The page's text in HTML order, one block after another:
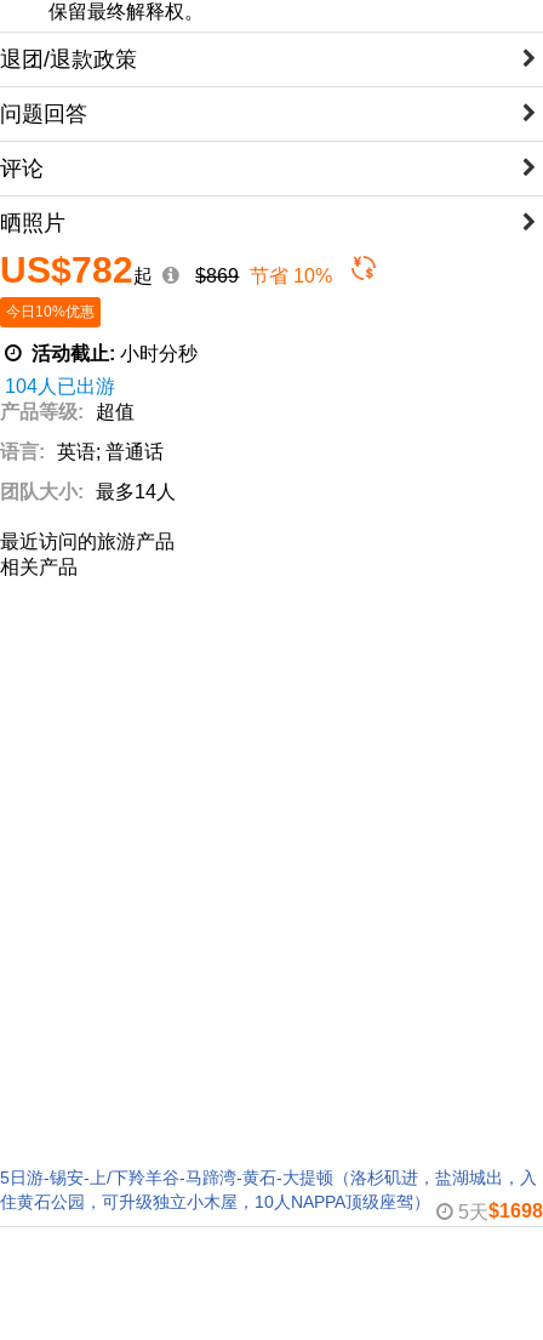
保留最终解释权。
退团/退款政策
问题回答
评论
晒照片
US$782起 $869 节省 10%
今日10%优惠
活动截止:小时分秒
104人已出游
产品等级:
超值
语言:
英语; 普通话
团队大小:
最多14人
最近访问的旅游产品
相关产品
5日游-锡安-上/下羚羊谷-马蹄湾-黄石-大提顿（洛杉矶进，盐湖城出，入
住黄石公园，可升级独立小木屋，10人NAPPA顶级座驾）
5天$1698